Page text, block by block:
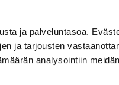
ja palveluntasoa.
ja tarjousten
analysointiin
seinäjoki